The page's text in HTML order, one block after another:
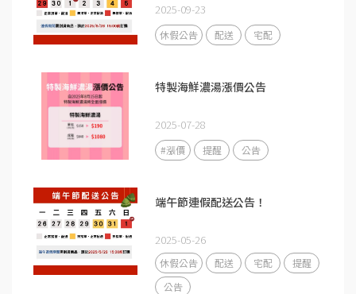
2025-09-23
休假公告 配送 宅配
特製海鮮濃湯漲價公告
2025-07-28
#漲價 提醒 公告
端午節連假配送公告！
2025-05-26
休假公告 配送 宅配
提醒
公告